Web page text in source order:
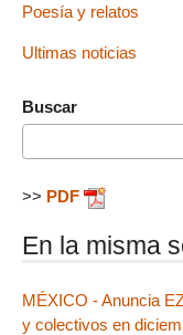
Poesía y relatos
Ultimas noticias
Buscar
>> PDF
En la misma
MÉXICO - Anuncia
y colectivos en